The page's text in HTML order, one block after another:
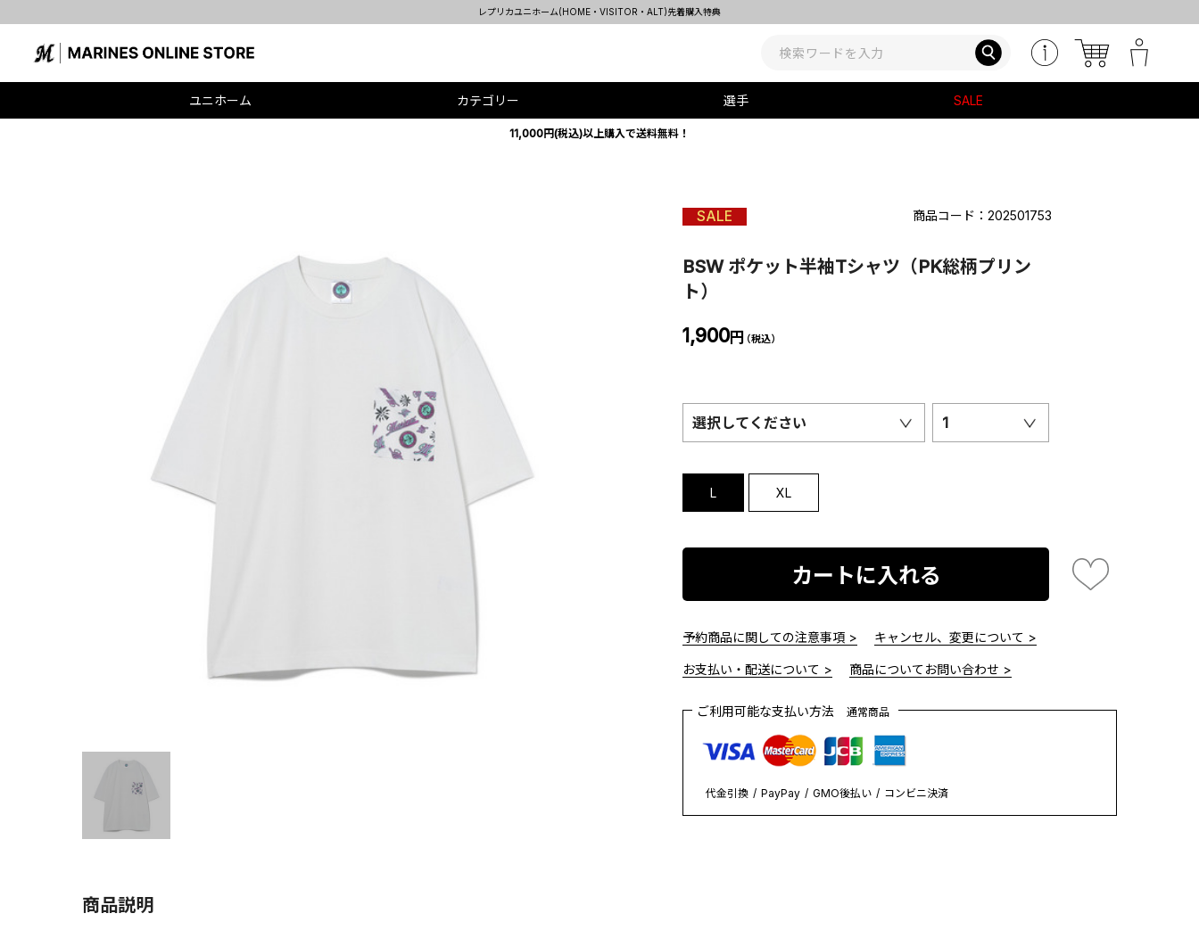
レプリカユニホーム(HOME・VISITOR・ALT)先着購入特典
ユニホーム カテゴリー 選手 SALE
11,000円(税込)以上購入で送料無料！
商品説明
SALE 商品コード：202501753
BSW ポケット半袖Tシャツ（PK総柄プリン
ト）
1,900円（税込）
選択してください 1
L XL
カートに入れる
予約商品に関しての注意事項 > キャンセル、変更について >
お支払い・配送について > 商品についてお問い合わせ >
ご利用可能な支払い方法 通常商品
代金引換 PayPay GMO後払い コンビニ決済